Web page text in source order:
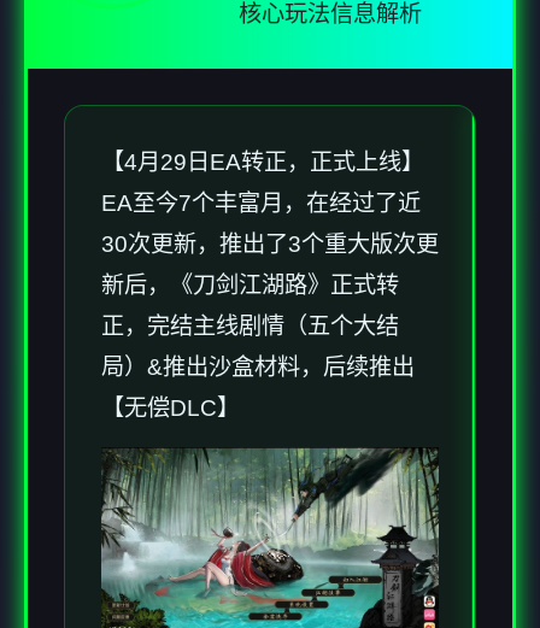
核心玩法信息解析
【4月29日EA转正，正式上线】
EA至今7个丰富月，在经过了近
30次更新，推出了3个重大版次更
新后，《刀剑江湖路》正式转
正，完结主线剧情（五个大结
局）&推出沙盒材料，后续推出
【无偿DLC】